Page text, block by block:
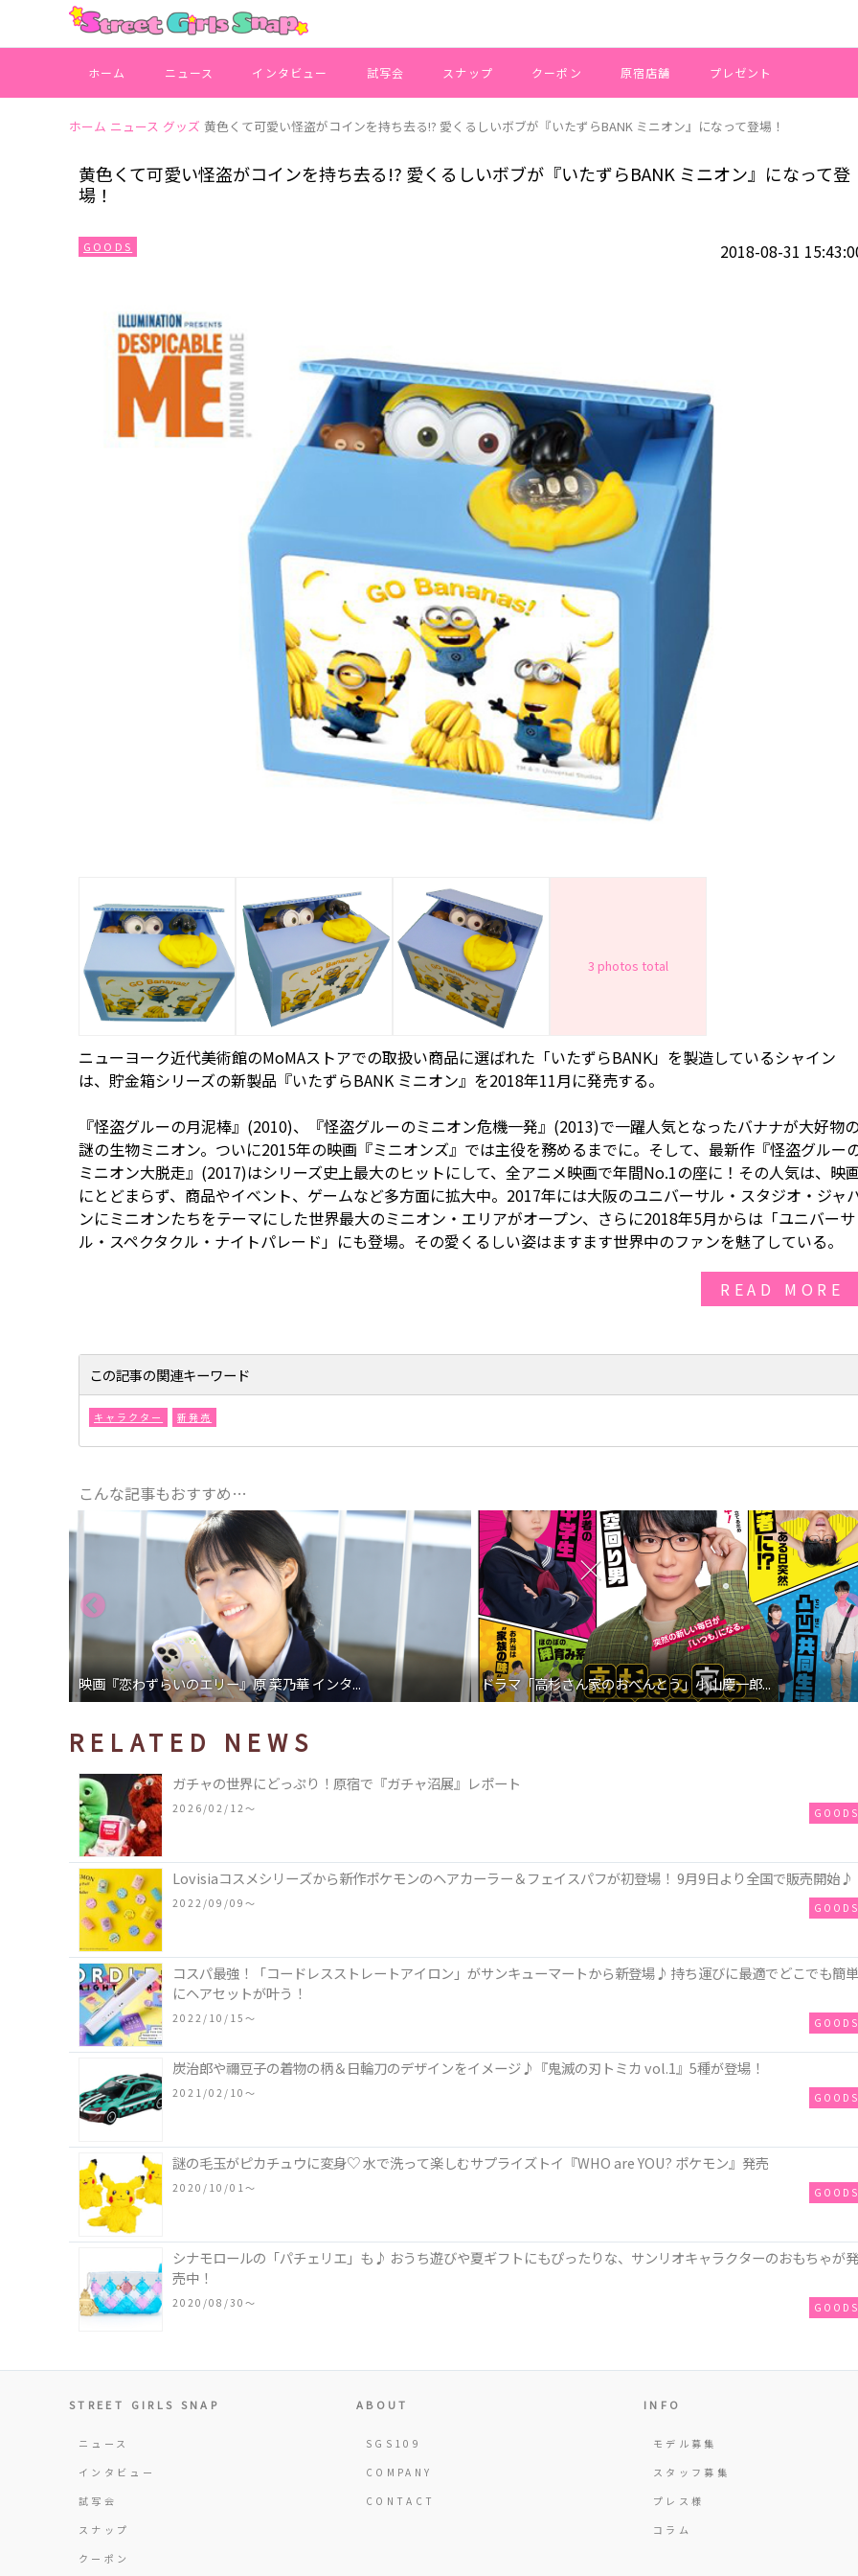
ホーム ニュース インタビュー 試写会 スナップ クーポン 原宿店舗 プレゼント
ホーム ニュース グッズ 黄色くて可愛い怪盗がコインを持ち去る!? 愛くるしいボブが『いたずらBANK ミニオン』になって登場！
黄色くて可愛い怪盗がコインを持ち去る!? 愛くるしいボブが『いたずらBANK ミニオン』になって登
場！
GOODS 2018-08-31
3 photos total
ニューヨーク近代美術館のMoMAストアでの取扱い商品に選ばれた「いたずらBANK」を製造しているシャイン
は、貯金箱シリーズの新製品『いたずらBANK ミニオン』を2018年11月に発売する。
『怪盗グルーの月泥棒』(2010)、『怪盗グルーのミニオン危機一発』(2013)で一躍人気となったバナナが大好物の
謎の生物ミニオン。ついに2015年の映画『ミニオンズ』では主役を務めるまでに。そして、最新作『怪盗グルー
ミニオン大脱走』(2017)はシリーズ史上最大のヒットにして、全アニメ映画で年間No.1の座に！その人気は、映
にとどまらず、商品やイベント、ゲームなど多方面に拡大中。2017年には大阪のユニバーサル・スタジオ・ジャ
ンにミニオンたちをテーマにした世界最大のミニオン・エリアがオープン、さらに2018年5月からは「ユニバーサ
ル・スペクタクル・ナイトパレード」にも登場。その愛くるしい姿はますます世界中のファンを魅了している。
READ MORE
この記事の関連キーワード
キャラクター 新発売
こんな記事もおすすめ…
映画『恋わずらいのエリー』原 菜乃華 インタ... ドラマ「高杉さん家のおべんとう」小山慶一郎...
RELATED NEWS
ガチャの世界にどっぷり！原宿で『ガチャ沼展』レポート
2026/02/12〜 GOODS
Lovisiaコスメシリーズから新作ポケモンのヘアカーラー＆フェイスパフが初登場！ 9月9日より全国で販売開始♪
2022/09/09〜 GOODS
コスパ最強！「コードレスストレートアイロン」がサンキューマートから新登場♪ 持ち運びに最適でどこでも簡単
にヘアセットが叶う！
2022/10/15〜 GOODS
炭治郎や禰豆子の着物の柄＆日輪刀のデザインをイメージ♪『鬼滅の刃トミカ vol.1』5種が登場！
2021/02/10〜 GOODS
謎の毛玉がピカチュウに変身♡ 水で洗って楽しむサプライズトイ『WHO are YOU? ポケモン』発売
2020/10/01〜 GOODS
シナモロールの「パチェリエ」も♪ おうち遊びや夏ギフトにもぴったりな、サンリオキャラクターのおもちゃが発
売中！
2020/08/30〜 GOODS
STREET GIRLS SNAP
ニュース
インタビュー
試写会
スナップ
クーポン
ABOUT
SGS109
COMPANY
CONTACT
INFO
モデル募集
スタッフ募集
プレス様
コラム